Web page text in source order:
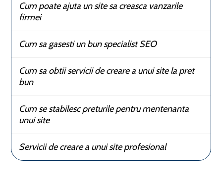
Cum poate ajuta un site sa creasca vanzarile
firmei
Cum sa gasesti un bun specialist SEO
Cum sa obtii servicii de creare a unui site la pret
bun
Cum se stabilesc preturile pentru mentenanta
unui site
Servicii de creare a unui site profesional